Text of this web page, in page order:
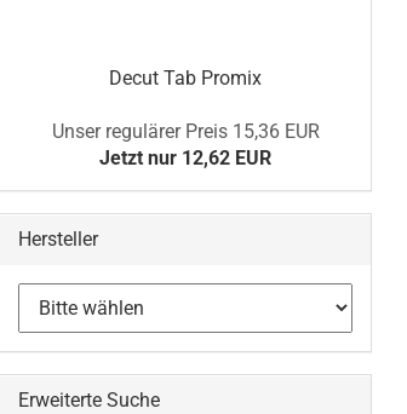
Decut Tab Promix
Unser regulärer Preis 15,36 EUR
Jetzt nur 12,62 EUR
Hersteller
Erweiterte Suche